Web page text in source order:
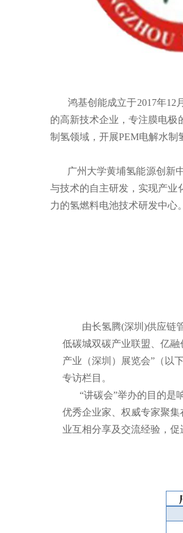
鸿基创能成立于2017年12
的高新技术企业，专注膜电极
制氢领域，开展PEM电解水制
广州大学黄埔氢能源创新中
与技术的自主研发，实现产业
力的氢燃料电池技术研发中心
由长氢腾(深圳)供应链
低碳城双碳产业联盟、亿融
产业（深圳）展览会”（以
专访栏目。
“讲碳会”举办的目的是响
优秀企业家、权威专家聚
业互相分享及交流经验，